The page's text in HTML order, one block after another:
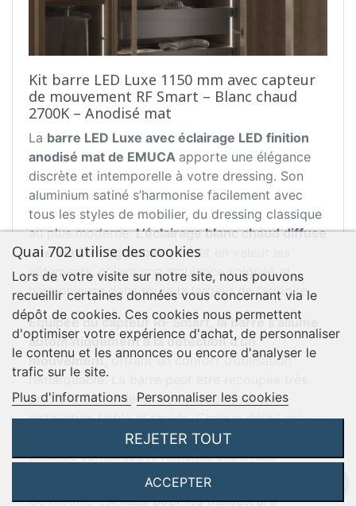
Kit barre LED Luxe 1150 mm avec capteur
de mouvement RF Smart – Blanc chaud
2700K – Anodisé mat
La barre LED Luxe avec éclairage LED finition
anodisé mat de EMUCA apporte une élégance
discrète et intemporelle à votre dressing. Son
aluminium satiné s’harmonise facilement avec
tous les styles de mobilier, du dressing classique
au plus moderne.L’éclairage blanc chaud diffuse
une lumière agréablequi met en valeur les
vêtements, créant une ambiance soignée et
harmonieuse dans toute la largeur de l’armoire.
Équipée du capteur RF Smart, la barre s’allume
automatiquement à la détection d’un
mouvement, offrant un confort d’utilisation
remarquable. La barre peut être recoupée très
précisément, et le kit complet permet une
installation fiable et rapide. Chaque détail est
conçu pour offrir une expérience fluide, sans
câblage compliqué ni réglages superflus.
Ce modèle estidéal pour les utilisateurs
Quai 702 utilise des cookies
Lors de votre visite sur notre site, nous pouvons
recueillir certaines données vous concernant via le
dépôt de cookies. Ces cookies nous permettent
d'optimiser votre expérience d'achat, de personnaliser
le contenu et les annonces ou encore d'analyser le
trafic sur le site.
Plus d'informations
Personnaliser les cookies
REJETER TOUT
ACCEPTER